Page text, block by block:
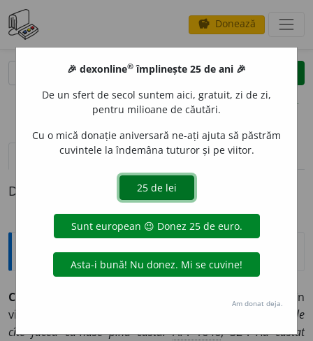
savings Donează
clear
opțiuni
definiții (1)
Definiția cu ID-ul 1244877:
Arhaisme și regionalisme
CUSTA
SV) A trăi, a fi în
viață.
Hainele și veșmintele
cîte făcea cu-nuse pînă custa. AP. 1646, 32 .Au custat
🎉 dexonline® împlinește 25 de ani 🎉
De un sfert de secol suntem aici, gratuit, zi de zi,
pentru milioane de căutări.
Cu o mică donație aniversară ne-ați ajuta să păstrăm
cuvintele la îndemâna tuturor și pe viitor.
Am donat deja.